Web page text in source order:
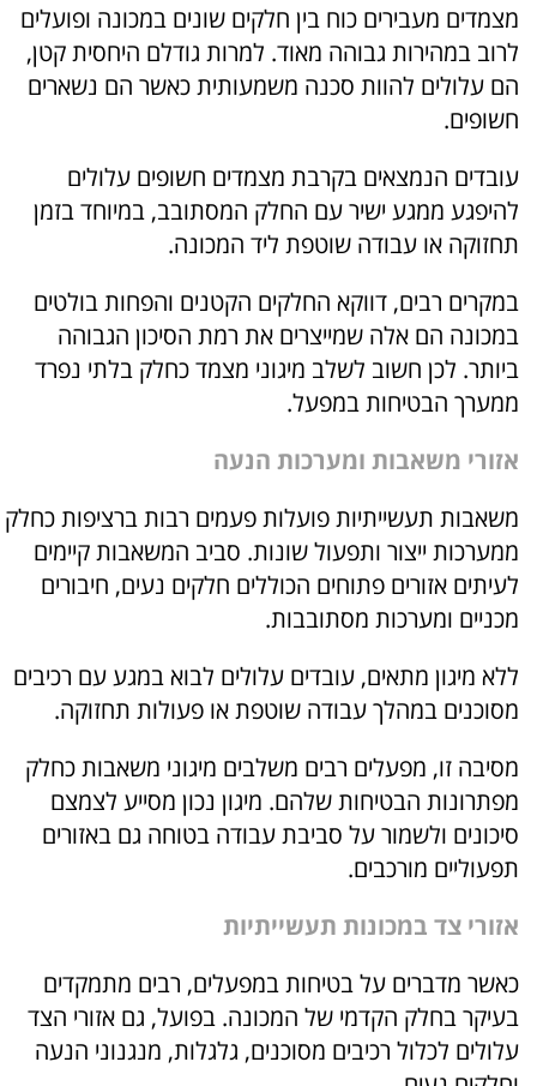
מצמדים מעבירים כוח בין חלקים שונים במכונה ופועלים
לרוב במהירות גבוהה מאוד. למרות גודלם היחסית קטן,
הם עלולים להוות סכנה משמעותית כאשר הם נשארים
חשופים.
עובדים הנמצאים בקרבת מצמדים חשופים עלולים
להיפגע ממגע ישיר עם החלק המסתובב, במיוחד בזמן
תחזוקה או עבודה שוטפת ליד המכונה.
במקרים רבים, דווקא החלקים הקטנים והפחות בולטים
במכונה הם אלה שמייצרים את רמת הסיכון הגבוהה
ביותר. לכן חשוב לשלב מיגוני מצמד כחלק בלתי נפרד
ממערך הבטיחות במפעל.
אזורי משאבות ומערכות הנעה
משאבות תעשייתיות פועלות פעמים רבות ברציפות כחלק
ממערכות ייצור ותפעול שונות. סביב המשאבות קיימים
לעיתים אזורים פתוחים הכוללים חלקים נעים, חיבורים
מכניים ומערכות מסתובבות.
ללא מיגון מתאים, עובדים עלולים לבוא במגע עם רכיבים
מסוכנים במהלך עבודה שוטפת או פעולות תחזוקה.
מסיבה זו, מפעלים רבים משלבים מיגוני משאבות כחלק
מפתרונות הבטיחות שלהם. מיגון נכון מסייע לצמצם
סיכונים ולשמור על סביבת עבודה בטוחה גם באזורים
תפעוליים מורכבים.
אזורי צד במכונות תעשייתיות
כאשר מדברים על בטיחות במפעלים, רבים מתמקדים
בעיקר בחלק הקדמי של המכונה. בפועל, גם אזורי הצד
עלולים לכלול רכיבים מסוכנים, גלגלות, מנגנוני הנעה